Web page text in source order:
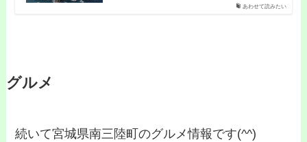
あわせて読みたい
グルメ
続いて宮城県南三陸町のグルメ情報です(^^)